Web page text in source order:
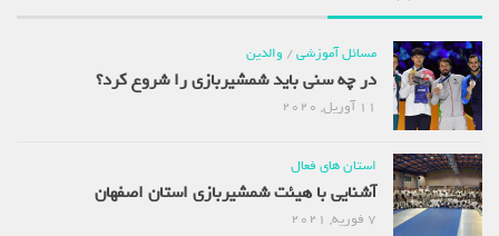
مسائل آموزشی/والدین
در چه سنی باید شمشیربازی را شروع کرد؟
استان های فعال
آشنایی با هیئت شمشیربازی استان اصفهان